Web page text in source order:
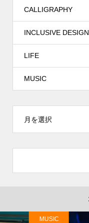
CALLIGRAPHY
INCLUSIVE DESIGN
LIFE
MUSIC
月を選択
MUSIC